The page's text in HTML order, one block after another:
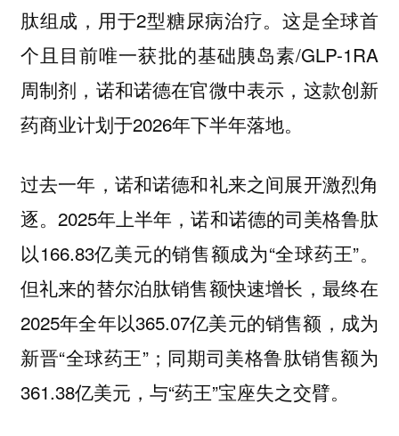
肽组成，用于2型糖尿病治疗。这是全球首
个且目前唯一获批的基础胰岛素/GLP-1RA
周制剂，诺和诺德在官微中表示，这款创新
药商业计划于2026年下半年落地。
过去一年，诺和诺德和礼来之间展开激烈角
逐。2025年上半年，诺和诺德的司美格鲁肽
以166.83亿美元的销售额成为“全球药王”。
但礼来的替尔泊肽销售额快速增长，最终在
2025年全年以365.07亿美元的销售额，成为
新晋“全球药王”；同期司美格鲁肽销售额为
361.38亿美元，与“药王”宝座失之交臂。